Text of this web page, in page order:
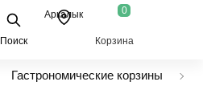
Поиск
Аркалык 0
Корзина
Гастрономические корзины